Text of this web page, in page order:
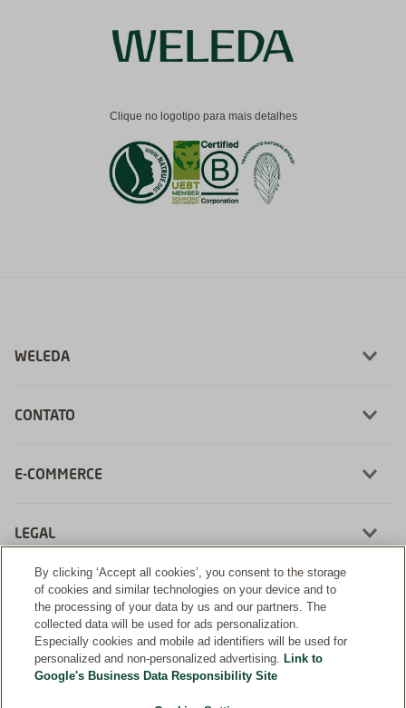
Clique no logotipo para mais detalhes
WELEDA
CONTATO
E-COMMERCE
LEGAL
Desenvolvimento:
By clicking ‘Accept all cookies’, you consent to the storage
of cookies and similar technologies on your device and to
the processing of your data by us and our partners. The
collected data will be used for ads personalization.
Especially cookies and mobile ad identifiers will be used for
personalized and non-personalized advertising. Link to
Google's Business Data Responsibility Site